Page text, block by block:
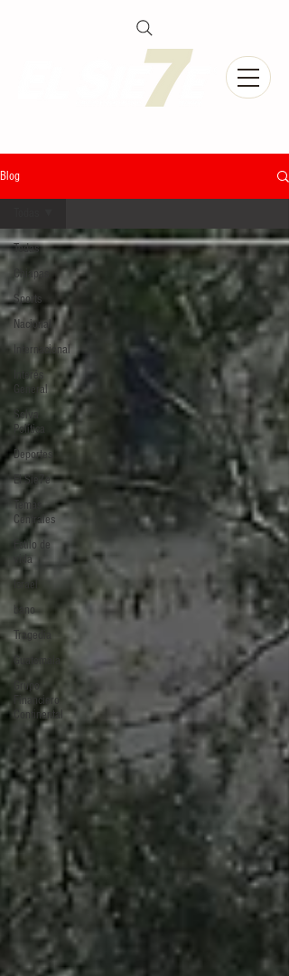
Blog
Todas
Chiapas
Sports
Nacional
Internacional
Interés
General
Selva
Política
Deportes
El Sie7e
Temas
Centrales
Estilo de
vida
Israel
bano
Tragedia
Guatemala
Grupo
Financiero
Continental